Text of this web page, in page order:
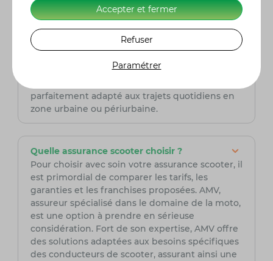
Quelle est l’autonomie du Pink Style 125
avec un plein ?
Avec une consommation moyenne d’environ
2,5 L/100 km et un réservoir d’environ 5 litres, le
environ avec un plein, selon les conditions de
parfaitement adapté aux trajets quotidiens en
zone urbaine ou périurbaine.
Quelle assurance scooter choisir ?
Pour choisir avec soin votre assurance scooter, il
est primordial de comparer les tarifs, les
garanties et les franchises proposées. AMV,
assureur spécialisé dans le domaine de la moto,
est une option à prendre en sérieuse
considération. Fort de son expertise, AMV offre
des solutions adaptées aux besoins spécifiques
des conducteurs de scooter, assurant ainsi une
Accepter et fermer
Refuser
Paramétrer